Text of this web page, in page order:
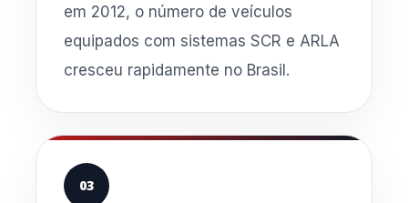
em 2012, o número de veículos
equipados com sistemas SCR e ARLA
cresceu rapidamente no Brasil.
03